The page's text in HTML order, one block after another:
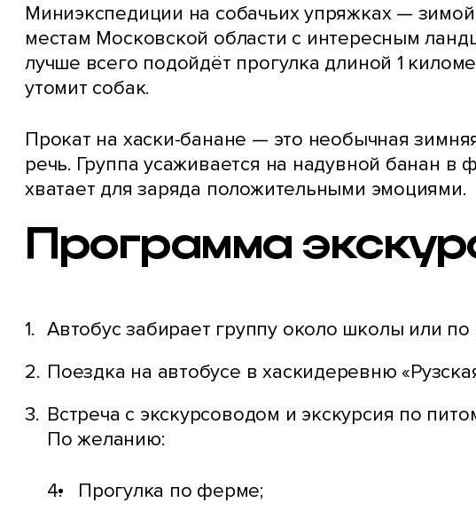
Миниэкспедиции на собачьих упряжках —
местам Московской области с интересным
лучше всего подойдёт прогулка длиной 1
утомит собак.
Прокат на хаски-банане — это необычная
речь. Группа усаживается на надувной банан в
хватает для заряда положительными эмоциями.
Программа
Автобус забирает группу около школы или по
Поездка на автобусе в хаскидеревню
Встреча с экскурсоводом и экскурсия по
По желанию:
Прогулка по ферме;